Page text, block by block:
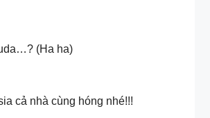
(Ha ha)
cả nhà cùng hóng nhé!!!